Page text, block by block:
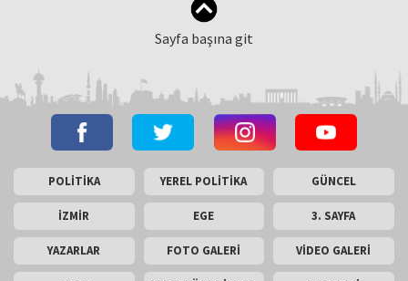
Sayfa başına git
POLİTİKA YEREL POLİTİKA GÜNCEL
İZMİR EGE 3. SAYFA
YAZARLAR FOTO GALERİ VİDEO GALERİ